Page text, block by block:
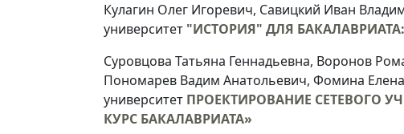
Кулагин Олег Игоревич, Савицкий Иван
университет "ИСТОРИЯ" ДЛЯ
Суровцова Татьяна Геннадьевна, Воронов
Пономарев Вадим Анатольевич, Фомина
университет ПРОЕКТИРОВАНИЕ СЕТЕВОГО
КУРС БАКАЛАВРИАТА»